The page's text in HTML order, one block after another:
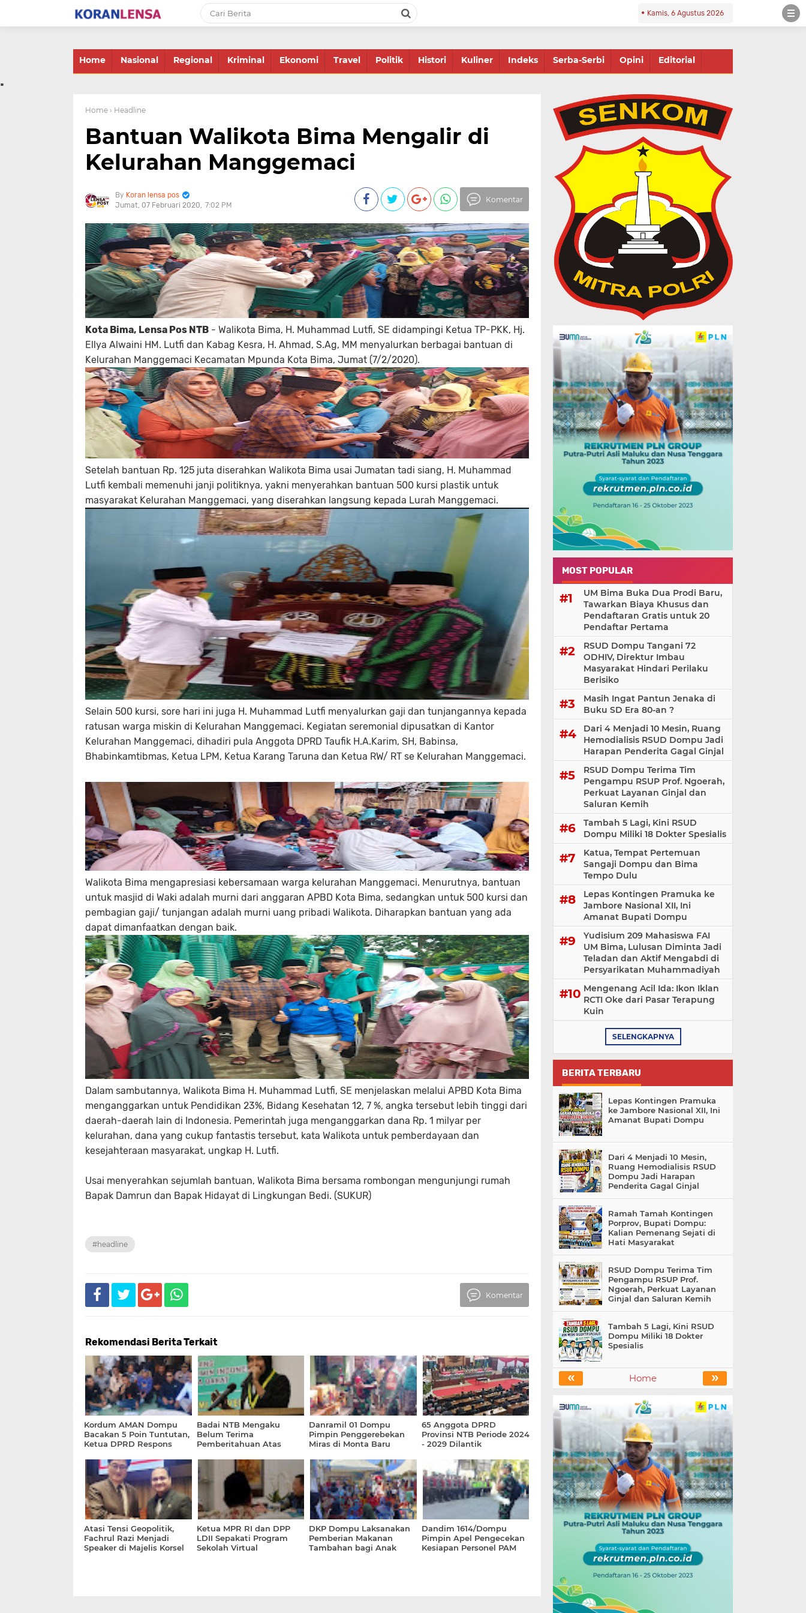
Kamis, 6 Agustus 2026
Home Nasional Regional Kriminal Ekonomi Travel Politik Histori Kuliner Indeks Serba-Serbi Opini Editorial
.
Home › Headline
Bantuan Walikota Bima Mengalir di
Kelurahan Manggemaci
Koran lensa pos
Jumat, 07 Februari 2020
7:02 PM
Komentar
Kota Bima, Lensa Pos NTB - Walikota Bima, H. Muhammad Lutfi, SE didampingi Ketua TP-PKK, Hj.
Ellya Alwaini HM. Lutfi dan Kabag Kesra, H. Ahmad, S.Ag, MM menyalurkan berbagai bantuan di
Kelurahan Manggemaci Kecamatan Mpunda Kota Bima, Jumat (7/2/2020).
Setelah bantuan Rp. 125 juta diserahkan Walikota Bima usai Jumatan tadi siang, H. Muhammad
Lutfi kembali memenuhi janji politiknya, yakni menyerahkan bantuan 500 kursi plastik untuk
masyarakat Kelurahan Manggemaci, yang diserahkan langsung kepada Lurah Manggemaci.
Selain 500 kursi, sore hari ini juga H. Muhammad Lutfi menyalurkan gaji dan tunjangannya kepada
ratusan warga miskin di Kelurahan Manggemaci. Kegiatan seremonial dipusatkan di Kantor
Kelurahan Manggemaci, dihadiri pula Anggota DPRD Taufik H.A.Karim, SH, Babinsa,
Bhabinkamtibmas, Ketua LPM, Ketua Karang Taruna dan Ketua RW/ RT se Kelurahan Manggemaci.
Walikota Bima mengapresiasi kebersamaan warga kelurahan Manggemaci. Menurutnya, bantuan
untuk masjid di Waki adalah murni dari anggaran APBD Kota Bima, sedangkan untuk 500 kursi dan
pembagian gaji/ tunjangan adalah murni uang pribadi Walikota. Diharapkan bantuan yang ada
dapat dimanfaatkan dengan baik.
Dalam sambutannya, Walikota Bima H. Muhammad Lutfi, SE menjelaskan melalui APBD Kota Bima
menganggarkan untuk Pendidikan 23%, Bidang Kesehatan 12, 7 %, angka tersebut lebih tinggi dari
daerah-daerah lain di Indonesia. Pemerintah juga menganggarkan dana Rp. 1 milyar per
kelurahan, dana yang cukup fantastis tersebut, kata Walikota untuk pemberdayaan dan
kesejahteraan masyarakat, ungkap H. Lutfi.
Usai menyerahkan sejumlah bantuan, Walikota Bima bersama rombongan mengunjungi rumah
Bapak Damrun dan Bapak Hidayat di Lingkungan Bedi. (SUKUR)
#headline
Komentar
Rekomendasi Berita Terkait
Kordum AMAN Dompu
Bacakan 5 Poin Tuntutan,
Ketua DPRD Respons
Badai NTB Mengaku
Belum Terima
Pemberitahuan Atas
Dilaporkan
Danramil 01 Dompu
Pimpin Penggerebekan
Miras di Monta Baru
65 Anggota DPRD
Provinsi NTB Periode 2024
- 2029 Dilantik
Atasi Tensi Geopolitik,
Fachrul Razi Menjadi
Speaker di Majelis Korsel
Ketua MPR RI dan DPP
LDII Sepakati Program
Sekolah Virtual
DKP Dompu Laksanakan
Pemberian Makanan
Tambahan bagi Anak
Dandim 1614/Dompu
Pimpin Apel Pengecekan
Kesiapan Personel PAM
MOST POPULAR
UM Bima Buka Dua Prodi Baru,
Tawarkan Biaya Khusus dan
Pendaftaran Gratis untuk 20
Pendaftar Pertama
RSUD Dompu Tangani 72
ODHIV, Direktur Imbau
Masyarakat Hindari Perilaku
Berisiko
Masih Ingat Pantun Jenaka di
Buku SD Era 80-an ?
Dari 4 Menjadi 10 Mesin, Ruang
Hemodialisis RSUD Dompu Jadi
Harapan Penderita Gagal Ginjal
RSUD Dompu Terima Tim
Pengampu RSUP Prof. Ngoerah,
Perkuat Layanan Ginjal dan
Saluran Kemih
Tambah 5 Lagi, Kini RSUD
Dompu Miliki 18 Dokter Spesialis
Katua, Tempat Pertemuan
Sangaji Dompu dan Bima
Tempo Dulu
Lepas Kontingen Pramuka ke
Jambore Nasional XII, Ini
Amanat Bupati Dompu
Yudisium 209 Mahasiswa FAI
UM Bima, Lulusan Diminta Jadi
Teladan dan Aktif Mengabdi di
Persyarikatan Muhammadiyah
Mengenang Acil Ida: Ikon Iklan
RCTI Oke dari Pasar Terapung
Kuin
SELENGKAPNYA
BERITA TERBARU
Lepas Kontingen Pramuka
ke Jambore Nasional XII, Ini
Amanat Bupati Dompu
Dari 4 Menjadi 10 Mesin,
Ruang Hemodialisis RSUD
Dompu Jadi Harapan
Penderita Gagal Ginjal
Ramah Tamah Kontingen
Porprov, Bupati Dompu:
Kalian Pemenang Sejati di
Hati Masyarakat
RSUD Dompu Terima Tim
Pengampu RSUP Prof.
Ngoerah, Perkuat Layanan
Ginjal dan Saluran Kemih
Tambah 5 Lagi, Kini RSUD
Dompu Miliki 18 Dokter
Spesialis
« »
Home